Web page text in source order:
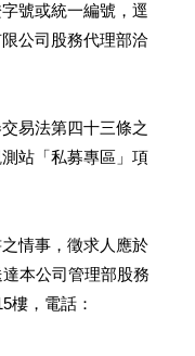
號或統一編號，逕
公司股務代理部洽
易法第四十三條之
站「私募專區」項
情事，徵求人應於
本公司管理部股務
樓，電話：